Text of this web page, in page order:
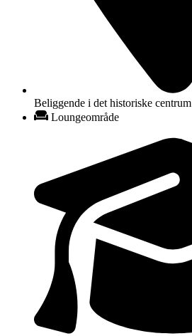
Beliggende i det historiske centrum
Loungeområde